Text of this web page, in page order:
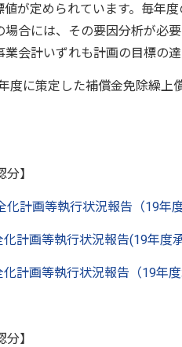
値が定められています。毎年
場合には、その要因分析が必
会計いずれも計画の目標の
度に策定した補償金免除繰上
】
化計画等執行状況報告（19年
計画等執行状況報告(19年度
計画等執行状況報告（19年
分】